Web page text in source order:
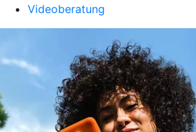
Videoberatung